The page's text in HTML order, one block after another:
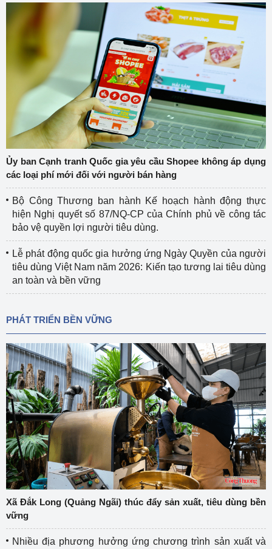
Ủy ban Cạnh tranh Quốc gia yêu cầu Shopee không áp dụng
các loại phí mới đối với người bán hàng
Bộ Công Thương ban hành Kế hoạch hành động thực
hiện Nghị quyết số 87/NQ-CP của Chính phủ về công tác
bảo vệ quyền lợi người tiêu dùng.
Lễ phát động quốc gia hưởng ứng Ngày Quyền của người
tiêu dùng Việt Nam năm 2026: Kiến tạo tương lai tiêu dùng
an toàn và bền vững
PHÁT TRIỂN BỀN VỮNG
Xã Đắk Long (Quảng Ngãi) thúc đẩy sản xuất, tiêu dùng bền
vững
Nhiều địa phương hưởng ứng chương trình sản xuất và